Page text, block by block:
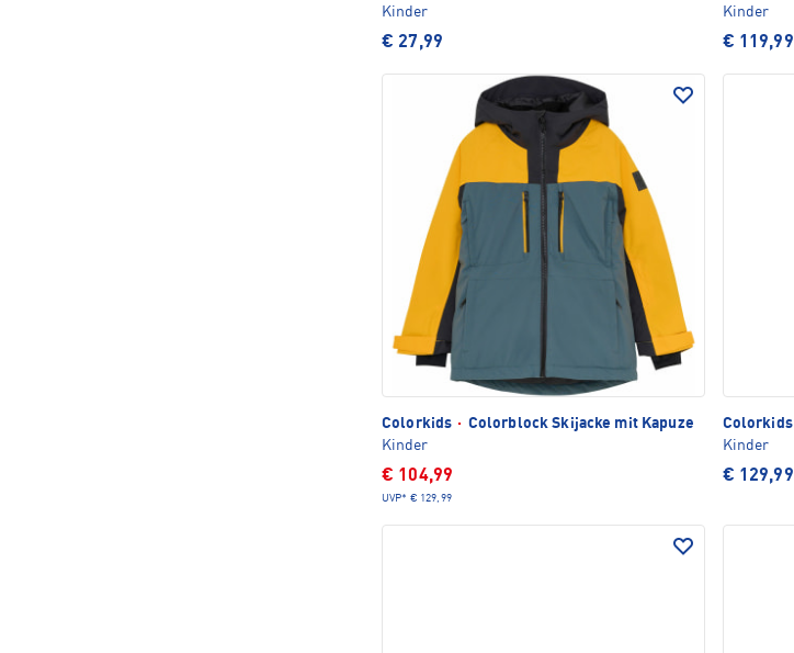
Kinder
€ 27,99
Kinder
€ 119,99
Colorkids · Colorblock Skijacke mit Kapuze
Kinder
€ 104,99
UVP* € 129,99
Colorkids
Kinder
€ 129,99